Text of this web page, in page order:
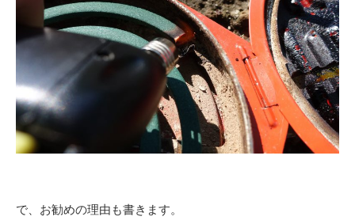
で、お勧めの理由も書きます。